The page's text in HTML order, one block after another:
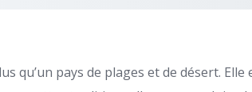
qu’un pays de plages et de désert.